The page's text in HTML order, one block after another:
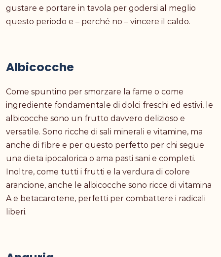
gustare e portare in tavola per godersi al meglio
questo periodo e – perché no – vincere il caldo.
Albicocche
Come spuntino per smorzare la fame o come
ingrediente fondamentale di dolci freschi ed estivi, le
albicocche sono un frutto davvero delizioso e
versatile. Sono ricche di sali minerali e vitamine, ma
anche di fibre e per questo perfetto per chi segue
una dieta ipocalorica o ama pasti sani e completi.
Inoltre, come tutti i frutti e la verdura di colore
arancione, anche le albicocche sono ricce di vitamina
A e betacarotene, perfetti per combattere i radicali
liberi.